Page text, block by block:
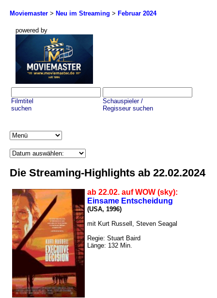
Moviemaster > Neu im Streaming > Februar 2024
powered by
Filmtitel
suchen
Schauspieler /
Regisseur suchen
Die Streaming-Highlights ab 22.02.2024
ab 22.02. auf WOW (sky):
Einsame Entscheidung
(USA, 1996)
mit Kurt Russell, Steven Seagal
Regie: Stuart Baird
Länge: 132 Min.